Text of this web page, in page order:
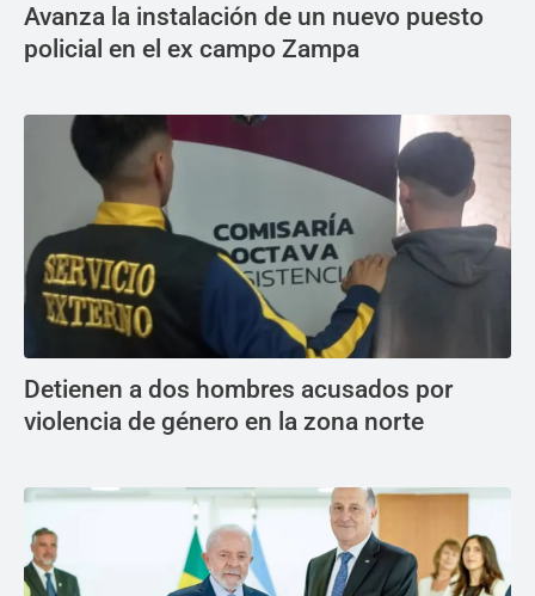
Avanza la instalación de un nuevo puesto
policial en el ex campo Zampa
Detienen a dos hombres acusados por
violencia de género en la zona norte